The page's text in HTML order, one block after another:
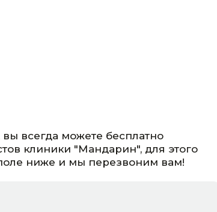
всегда можете бесплатно
клиники "Мандарин", для этого
ниже и мы перезвоним вам!